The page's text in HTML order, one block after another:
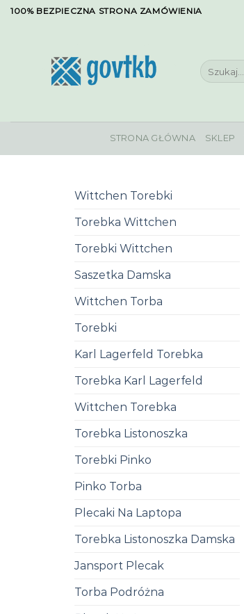
Skip100% BEZPIECZNA STRONA ZAMÓWIENIA
Szukaj:
STRONA GŁÓWNA SKLEP
Wittchen Torebki
Torebka Wittchen
Torebki Wittchen
Saszetka Damska
Wittchen Torba
Torebki
Karl Lagerfeld Torebka
Torebka Karl Lagerfeld
Wittchen Torebka
Torebka Listonoszka
Torebki Pinko
Pinko Torba
Plecaki Na Laptopa
Torebka Listonoszka Damska
Jansport Plecak
Torba Podróżna